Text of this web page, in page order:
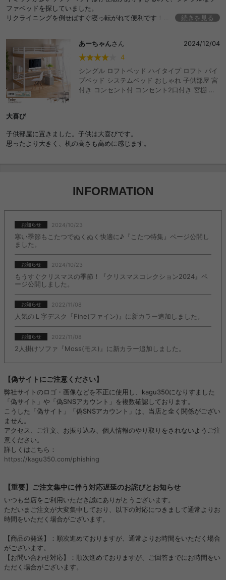
ファベッドを探していました。
リクライニングを倒せばすぐ寝っ転がれて便利です！
続きを見る
あーちゃんさん
2024/12/04
4
シングル ロフトベッド ハイタイプ ロフト パイ
プベッド システムベッド おしゃれ 子供部屋 宮
付き コンセント付 コンセント2口付き 宮棚 一
大喜び
子供部屋に置きました。子供は大喜びです。
思ったより大きく、机の高さも高めに感じます。
INFORMATION
お知らせ 2024/10/23
寒い季節もこたつでぬくぬく快適に♪『こたつ特集』ページ公開し
ました。
お知らせ 2024/10/23
もうすぐクリスマスの季節！『クリスマスコレクション2024』ペ
ージ公開しました。
お知らせ 2022/11/08
人気のＬ字デスク『Fine(ファイン)』に新カラー追加しました。
お知らせ 2022/11/08
2人掛けソファ『Moss(モス)』に新カラー追加しました。
【偽サイトにご注意ください】
弊社サイトのロゴ・画像などを不正に使用し、kagu350になりすました
「偽サイト」や「偽SNSアカウント」を複数確認しております。
こうした「偽サイト」「偽SNSアカウント」は、当店と全く関係がござい
ません。
アクセス、ご注文、お振り込み、個人情報のやり取りをされないようご注
意ください。
詳しくはこちら：
https://kagu350.com/phishing
【重要】ご注文集中に伴う対応遅延のお詫びとお知らせ
いつも当店をご利用いただき誠にありがとうございます。
ただいまご注文が大変集中しており、以下の対応につきまして通常よりお
時間をいただく場合がございます。
【商品の発送】：順次進めておりますが、通常よりお時間をいただく場合
がございます。
【お問い合わせ対応】：順次進めておりますが、ご回答までにお時間をい
ただく場合がございます。